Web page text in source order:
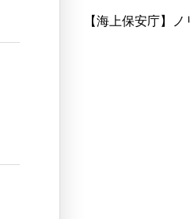
【海上保安庁】